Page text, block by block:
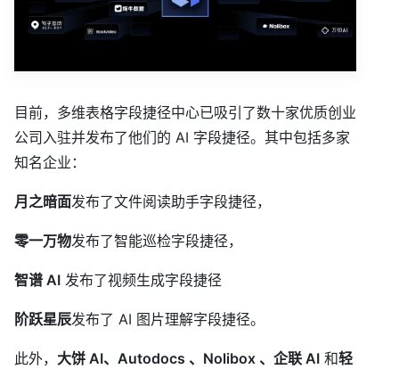
目前，多维表格字段捷径中心已吸引了数十家优质创业
公司入驻并发布了他们的 AI 字段捷径。其中包括多家
知名企业：
月之暗面发布了文件阅读助手字段捷径，
零一万物发布了智能巡检字段捷径，
智谱 AI 发布了视频生成字段捷径
阶跃星辰发布了 AI 图片理解字段捷径。
此外， 大饼 AI、Autodocs 、Nolibox 、企联 AI 和轻